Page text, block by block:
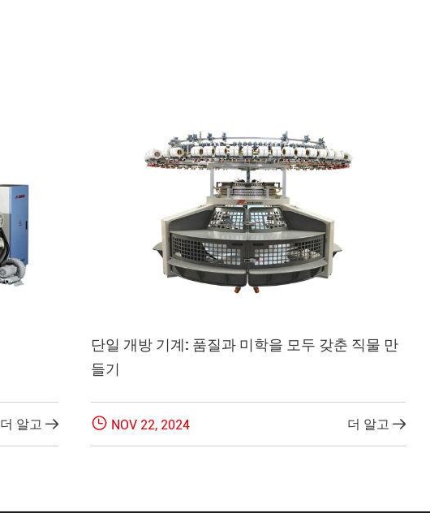
더 알고 
단일 개방 기계: 품질과 미학을 모두 갖춘 직물 만
들기
 NOV 22, 2024 더 알고 